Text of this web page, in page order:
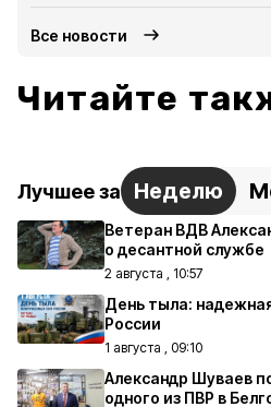
Все новости
Читайте
Лучшее за Неделю
Ветеран ВДВ
о десантной службе
2 августа , 10:57
День тыла:
России
1 августа , 09:10
Александр Шуваев
одного из ПВР в